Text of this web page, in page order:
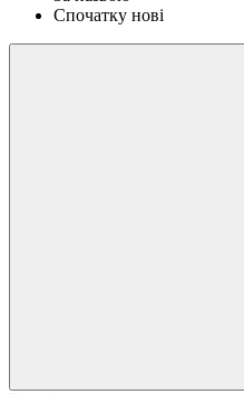
Спочатку нові